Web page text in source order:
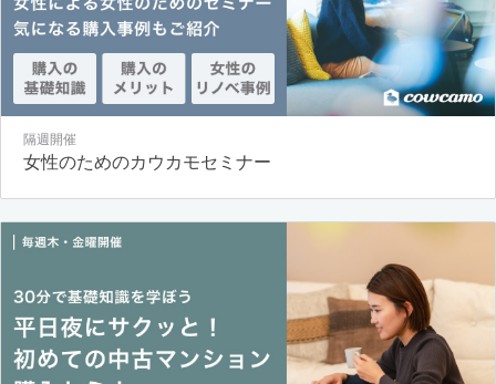
隔週開催
女性のためのカウカモセミナー